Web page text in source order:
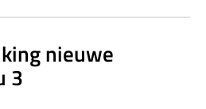
nieuwe
3